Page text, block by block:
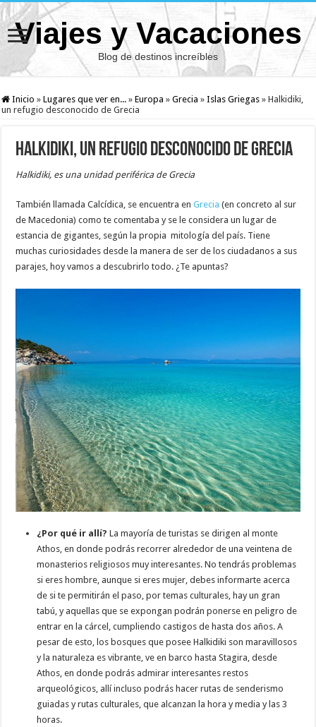
Viajes y Vacaciones
Blog de destinos increíbles
Inicio » Lugares que ver en... » Europa » Grecia » Islas Griegas » Halkidiki,
un refugio desconocido de Grecia
Halkidiki, un refugio desconocido de Grecia
Halkidiki, es una unidad periférica de Grecia
También llamada Calcídica, se encuentra enGrecia (en concreto al sur
de Macedonia) como te comentaba y se le considera un lugar de
estancia de gigantes, según la propia mitología del país. Tiene
muchas curiosidades desde la manera de ser de los ciudadanos a sus
parajes, hoy vamos a descubrirlo todo. ¿Te apuntas?
¿Por qué ir allí?La mayoría de turistas se dirigen al monte
Athos, en donde podrás recorrer alrededor de una veintena de
monasterios religiosos muy interesantes. No tendrás problemas
si eres hombre, aunque si eres mujer, debes informarte acerca
de si te permitirán el paso, por temas culturales, hay un gran
tabú, y aquellas que se expongan podrán ponerse en peligro de
entrar en la cárcel, cumpliendo castigos de hasta dos años. A
pesar de esto, los bosques que posee Halkidiki son maravillosos
y la naturaleza es vibrante, ve en barco hasta Stagira, desde
Athos, en donde podrás admirar interesantes restos
arqueológicos, allí incluso podrás hacer rutas de senderismo
guiadas y rutas culturales, que alcanzan la hora y media y las 3
horas.